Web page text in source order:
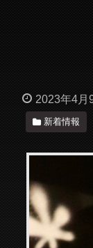
2023年4月
新着情報